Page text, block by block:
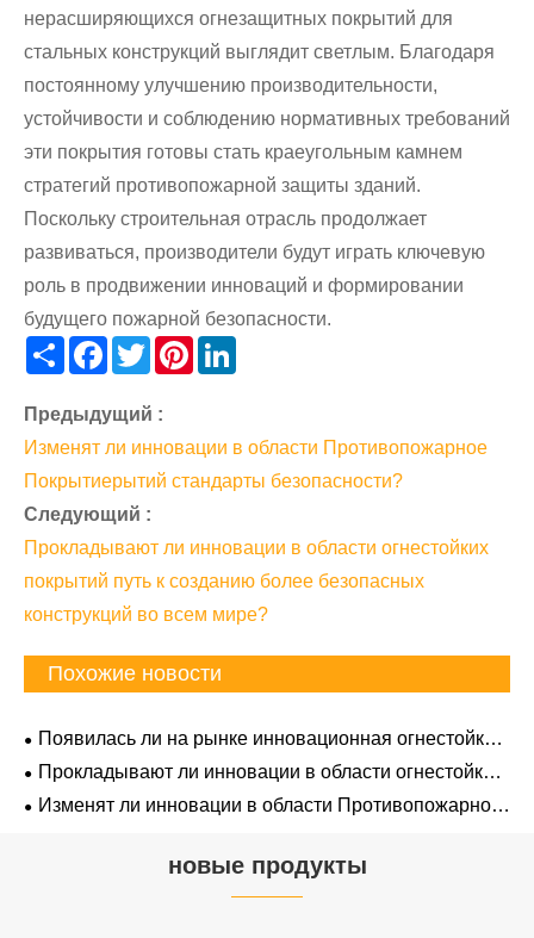
нерасширяющихся огнезащитных покрытий для
стальных конструкций выглядит светлым. Благодаря
постоянному улучшению производительности,
устойчивости и соблюдению нормативных требований
эти покрытия готовы стать краеугольным камнем
стратегий противопожарной защиты зданий.
Поскольку строительная отрасль продолжает
развиваться, производители будут играть ключевую
роль в продвижении инноваций и формировании
будущего пожарной безопасности.
Share Facebook
TwitterPinterest
Предыдущий :
Изменят ли инновации в области Противопожарное
Покрытиерытий стандарты безопасности?
Следующий :
Прокладывают ли инновации в области огнестойких
покрытий путь к созданию более безопасных
конструкций во всем мире?
Похожие новости
Появилась ли на рынке инновационная огнестойкая
краска для туннелей?
Прокладывают ли инновации в области огнестойких
покрытий путь к созданию более безопасных
конструкций во всем мире?
Изменят ли инновации в области Противопожарное
новые продукты